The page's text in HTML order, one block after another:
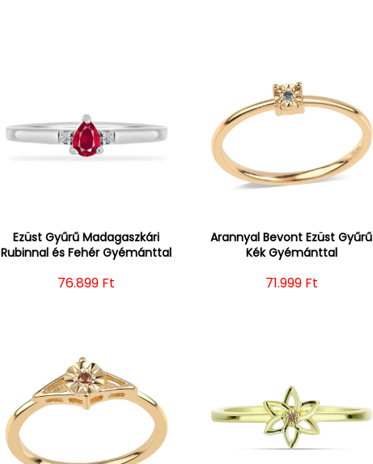
Ezüst Gyűrű Madagaszkári
Rubinnal és Fehér Gyémánttal
Normál ár
76.899 Ft
Arannyal Bevont Ezüst Gyűrű
Kék Gyémánttal
Normál ár
71.999 Ft